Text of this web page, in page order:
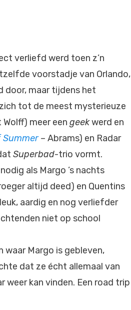
verliefd werd toen z’n
voorstadje van Orlando,
door, maar tijdens het
tot de meest mysterieuze
meer een geekwerd en
Summer– Abrams) en Radar
Superbad-trio vormt.
als Margo ’s nachts
altijd deed) en Quentins
aardig en nog verliefder
niet op school
waar Margo is gebleven,
dat ze écht allemaal van
kan vinden. Een road trip